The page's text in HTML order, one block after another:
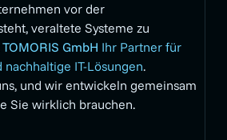
vor der
veraltete Systeme zu
TOMORIS GmbH Ihr Partner für
IT-Lösungen.
und wir entwickeln gemeinsam
Sie wirklich brauchen.